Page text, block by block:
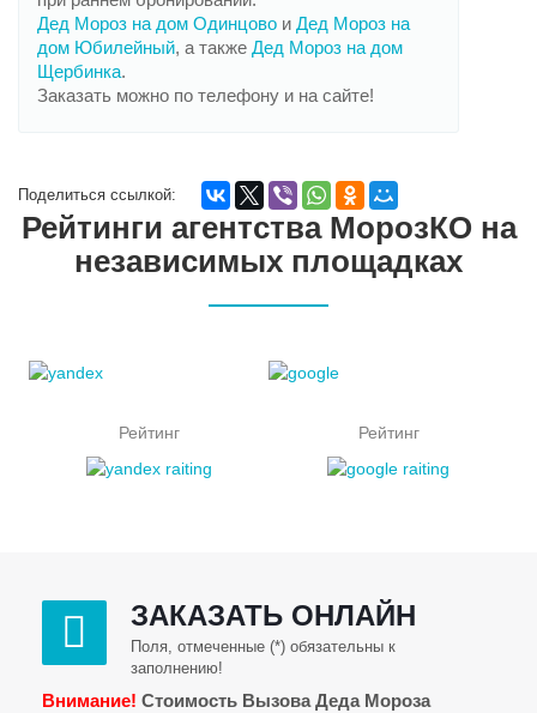
Дед Мороз на дом Одинцово и Дед Мороз на
дом Юбилейный, а также Дед Мороз на дом
Щербинка.
Заказать можно по телефону и на сайте!
Поделиться ссылкой:
Рейтинги агентства МорозКО на
независимых площадках
Рейтинг Рейтинг
ЗАКАЗАТЬ ОНЛАЙН
Поля, отмеченные (*) обязательны к
заполнению!
Внимание! Стоимость Вызова Деда Мороза